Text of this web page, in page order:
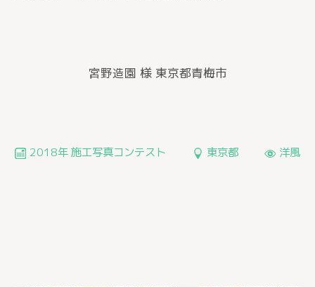
宮野造園 様 東京都青梅市
2018年 施工写真コンテスト 東京都 洋風